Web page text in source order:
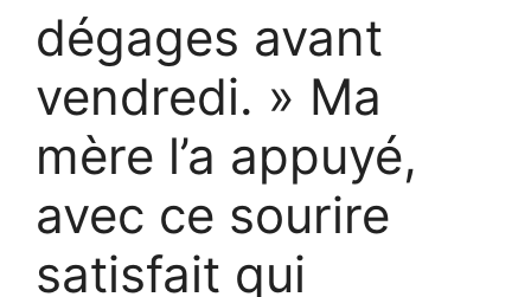
dégages avant
vendredi. » Ma
mère l’a appuyé,
avec ce sourire
satisfait qui